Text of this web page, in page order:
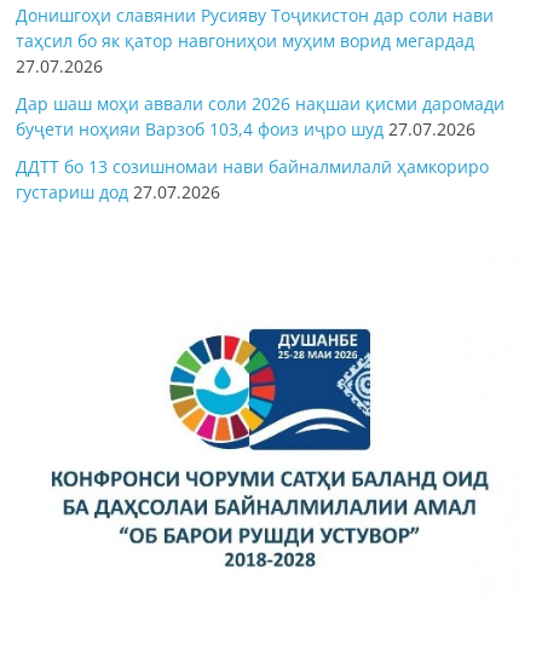
Донишгоҳи славянии Русияву Тоҷикистон дар соли нави
таҳсил бо як қатор навгониҳои муҳим ворид мегардад
27.07.2026
Дар шаш моҳи аввали соли 2026 нақшаи қисми даромади
буҷети ноҳияи Варзоб 103,4 фоиз иҷро шуд 27.07.2026
ДДТТ бо 13 созишномаи нави байналмилалӣ ҳамкориро
густариш дод 27.07.2026